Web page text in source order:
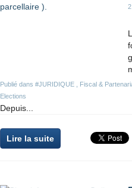
Publié dans #JURIDIQUE , Fiscal &
Elections
Depuis...
Lire la suite